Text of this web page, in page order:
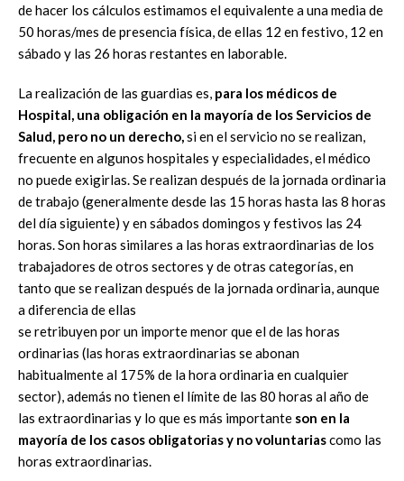
de hacer los cálculos estimamos el equivalente a una media de
50 horas/mes de presencia física, de ellas 12 en festivo, 12 en
sábado y las 26 horas restantes en laborable.
La realización de las guardias es, para los médicos de
Hospital, una obligación en la mayoría de losServicios de
Salud, pero no un derecho,si en el servicio no se realizan,
frecuente en algunos hospitales y especialidades, el médico
no puede exigirlas. Se realizan después de la jornada ordinaria
de trabajo (generalmente desde las 15 horas hasta las 8 horas
del día siguiente) y en sábados domingos y festivos las 24
horas. Son horas similares a las horas extraordinarias de los
trabajadores de otros sectores y de otras categorías, en
tanto que se realizan después de la jornada ordinaria, aunque
a diferencia de ellas
se retribuyen por un importe menor que el de las horas
ordinarias (las horas extraordinarias se abonan
habitualmente al 175% de la hora ordinaria en cualquier
sector), además no tienen el límite de las 80 horas al año de
las extraordinarias y lo que es más importante son en la
mayoría de los casos obligatorias y no voluntariascomo las
horas extraordinarias.